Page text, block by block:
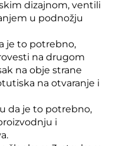
dizajnom, ventili
u podnožju
je to potrebno,
na drugom
na obje strane
na otvaranje i
da je to potrebno,
i